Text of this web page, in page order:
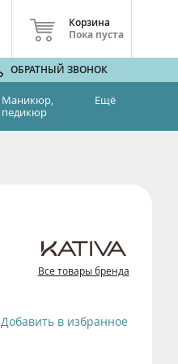
Корзина
Пока пуста
ОБРАТНЫЙ ЗВОНОК
Маникюр,
педикюр
Ещё
Все товары бренда
Добавить в избранное